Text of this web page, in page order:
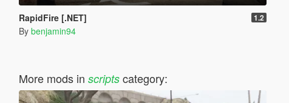
RapidFire [.NET] 1.2
By benjamin94
More mods in scriptscategory: